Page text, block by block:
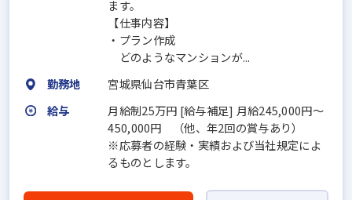
ます。
【仕事内容】
・プラン作成
どのようなマンションが...
勤務地
宮城県仙台市青葉区
給与
月給制25万円 [給与補足] 月給245,000円～
450,000円 （他、年2回の賞与あり）
※応募者の経験・実績および当社規定によ
るものとします。